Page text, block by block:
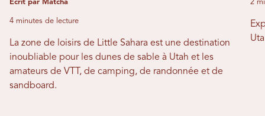
Écrit par Matcha
4 minutes de lecture
La zone de loisirs de Little Sahara est une destination
inoubliable pour les dunes de sable à Utah et les
amateurs de VTT, de camping, de randonnée et de
sandboard.
2